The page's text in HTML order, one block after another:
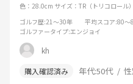
色：28.0cm サイズ：TR（トリコロール）
ゴルフ歴:21～30年 平均スコア:80～
ゴルファータイプ:エンジョイ
kh
年代:50代